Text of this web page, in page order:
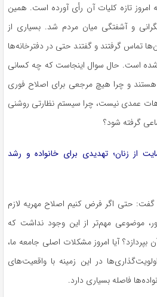
تازه کلیات آن رأی آورده است. همین
و آشفتگی میان مردم شد. بسیاری از
تماس گرفتند و گفتند حتی در دفترخانه‌ها
شده است. حال سوال اینجاست که چه کسانی
هستند و چرا هیچ مرجعی برای اصلاح فوری
عمدی نیست، چرا سیستم نظارتی روشنی
گرفته شود؟
از زنان؛ تهدیدی برای خانواده و رشد
حتی اگر فرض کنیم اصلاح مهریه لازم
موضوعی مهم‌تر از این وجود نداشت که
آیا امروز مشکلات اصلی جامعه ما،
در این زمینه با واقعیت‌های
فاصله بسیاری دارد.